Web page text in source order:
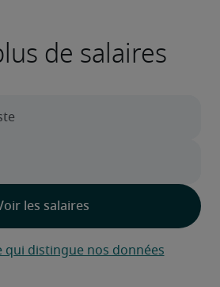
de salaires
qui distingue nos données